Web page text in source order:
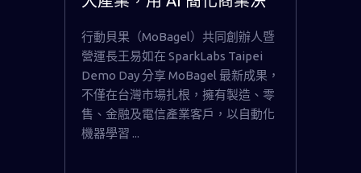
行動貝果（MoBagel）共同創辦人暨
營運長王易如在 SparkLabs Taipei
Demo Day 分享 MoBagel 最新成果，
不僅在台灣市場扎根，擁有製造、零
售、金融及電信產業客戶，以自動化
機器學習 ...